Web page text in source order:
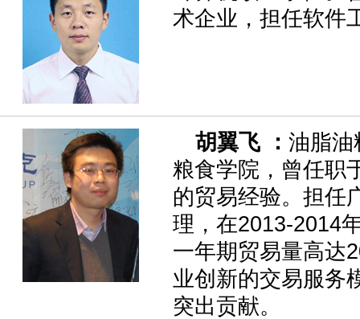
术企业，担任软件
胡翼飞 ： 油脂油
粮食学院，曾任职
的贸易经验。担任
理，在2013-2014
一年期贸易量高达
业创新的交易服务
突出贡献。